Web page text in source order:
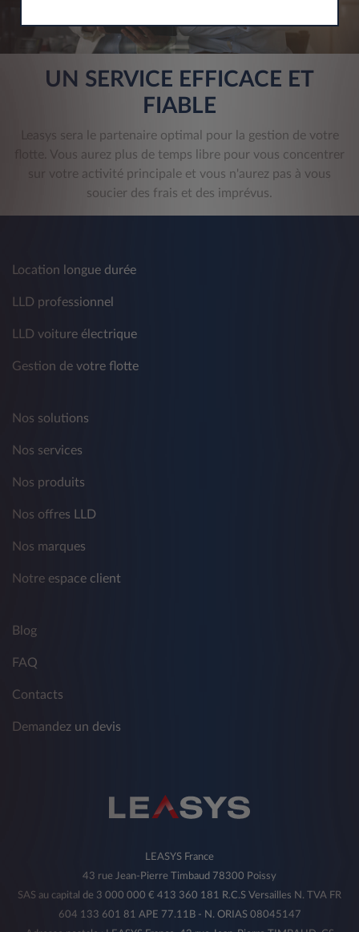
UN SERVICE EFFICACE ET
FIABLE
Leasys sera le partenaire optimal pour la gestion de votre
flotte. Vous aurez plus de temps libre pour vous concentrer
sur votre activité principale et vous n'aurez pas à vous
soucier des frais et des imprévus.
Location longue durée
LLD professionnel
LLD voiture électrique
Gestion de votre flotte
Nos solutions
Nos services
Nos produits
Nos offres LLD
Nos marques
Notre espace client
Blog
FAQ
Contacts
Demandez un devis
LEASYS France
43 rue Jean-Pierre Timbaud 78300 Poissy
SAS au capital de 3 000 000 € 413 360 181 R.C.S Versailles N. TVA FR
604 133 601 81 APE 77.11B - N. ORIAS 08045147